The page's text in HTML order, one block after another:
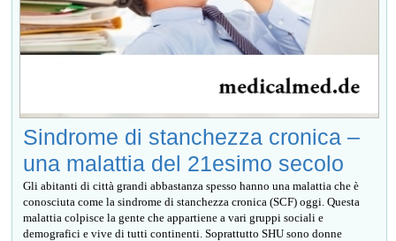
Sindrome di stanchezza cronica –
una malattia del 21esimo secolo
Gli abitanti di città grandi abbastanza spesso hanno una malattia che è
conosciuta come la sindrome di stanchezza cronica (SCF) oggi. Questa
malattia colpisce la gente che appartiene a vari gruppi sociali e
demografici e vive di tutti continenti. Soprattutto SHU sono donne